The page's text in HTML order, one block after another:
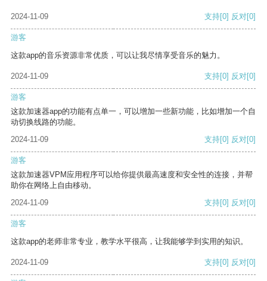
2024-11-09 支持[0] 反对[0]
游客
这款app的音乐资源非常优质，可以让我尽情享受音乐的魅力。
2024-11-09 支持[0] 反对[0]
游客
这款加速器app的功能有点单一，可以增加一些新功能，比如增加一个自
动切换线路的功能。
2024-11-09
支持[0] 反对[0]
游客
这款加速器VPM应用程序可以给你提供最高速度和安全性的连接，并帮
助你在网络上自由移动。
2024-11-09
支持[0] 反对[0]
游客
这款app的老师非常专业，教学水平很高，让我能够学到实用的知识。
2024-11-09 支持[0] 反对[0]